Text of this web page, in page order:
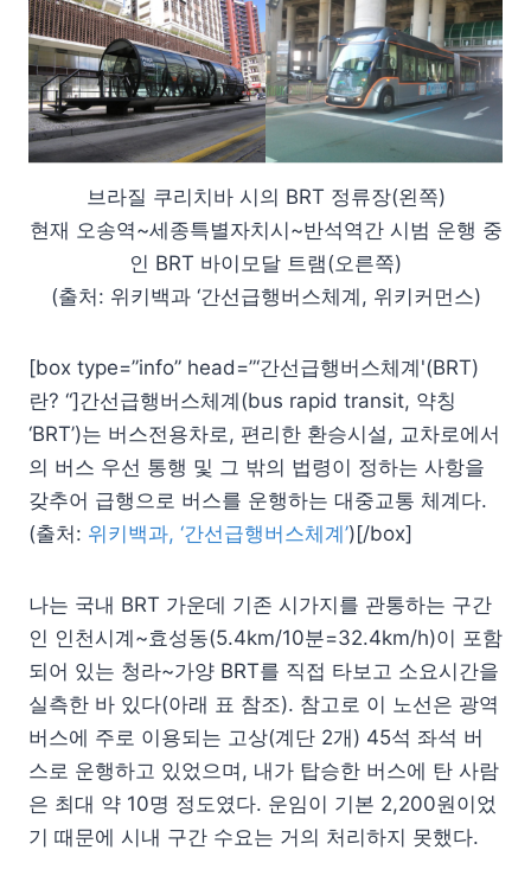
브라질 쿠리치바 시의 BRT 정류장(왼쪽)
현재 오송역~세종특별자치시~반석역간 시범 운행 중
인 BRT 바이모달 트램(오른쪽)
(출처: 위키백과 ‘간선급행버스체계, 위키커먼스)
[box type=”info” head=”‘간선급행버스체계'(BRT)
란? “]간선급행버스체계(bus rapid transit, 약칭
‘BRT’)는 버스전용차로, 편리한 환승시설, 교차로에서
의 버스 우선 통행 및 그 밖의 법령이 정하는 사항을
갖추어 급행으로 버스를 운행하는 대중교통 체계다.
(출처: 위키백과, ‘간선급행버스체계’)[/box]
나는 국내 BRT 가운데 기존 시가지를 관통하는 구간
인 인천시계~효성동(5.4km/10분=32.4km/h)이 포함
되어 있는 청라~가양 BRT를 직접 타보고 소요시간을
실측한 바 있다(아래 표 참조). 참고로 이 노선은 광역
버스에 주로 이용되는 고상(계단 2개) 45석 좌석 버
스로 운행하고 있었으며, 내가 탑승한 버스에 탄 사람
은 최대 약 10명 정도였다. 운임이 기본 2,200원이었
기 때문에 시내 구간 수요는 거의 처리하지 못했다.